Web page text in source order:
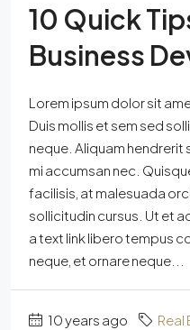
10 Quick
Business
Lorem ipsum dolor sit
Duis mollis et sem sed
neque. Aliquam hendrerit
mi accumsan nec.
facilisis, at malesuada
sollicitudin cursus. Ut et
a text link libero tempus
neque, et ornare neque...
10 years ago Real